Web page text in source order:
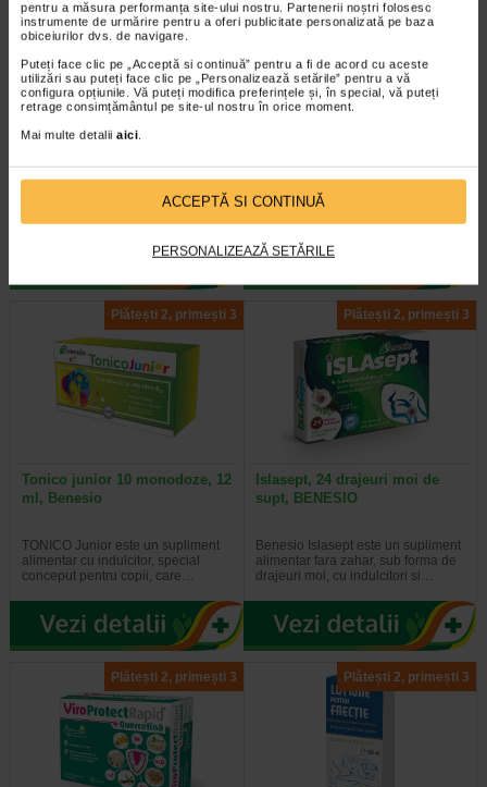
pentru a măsura performanța site-ului nostru. Partenerii noștri folosesc
instrumente de urmărire pentru a oferi publicitate personalizată pe baza
obiceiurilor dvs. de navigare.
Puteți face clic pe „Acceptă si continuă” pentru a fi de acord cu aceste
utilizări sau puteți face clic pe „Personalizează setările” pentru a vă
configura opțiunile. Vă puteți modifica preferințele și, în special, vă puteți
retrage consimțământul pe site-ul nostru în orice moment.
Mai multe detalii aici.
ACCEPTĂ SI CONTINUĂ
PERSONALIZEAZĂ SETĂRILE
Septosol cu albastru de
metilen, 20 comprimate de…
Septosol cu albastru de metilen
este un supliment alimentar cu
Naturalis Septocalmin Propolis si
Lemn-dulce este un supliment
Plătești 2, primești 3
Tonico junior 10 monodoze, 12
ml, Benesio
TONICO Junior este un supliment
alimentar cu indulcitor, special
conceput pentru copii, care…
Plătești 2, primești 3
Islasept, 24 drajeuri moi de
supt, BENESIO
Benesio Islasept este un supliment
alimentar fara zahar, sub forma de
drajeuri moi, cu indulcitori si…
Plătești 2, primești 3 Plătești 2, primești 3